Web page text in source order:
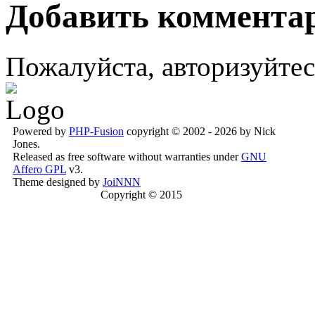
Добавить
Пожалуйста,
Powered by PHP-Fusion copyright © 2002 - 2026 by Nick
Jones.
Released as free software without warranties underGNU
Affero GPL v3.
Theme designed by JoiNNN
Copyright © 2015